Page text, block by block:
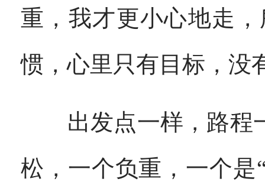
重，我才更小心地走
惯，心里只有目标，没
出发点一样，路程一
松，一个负重，一个是